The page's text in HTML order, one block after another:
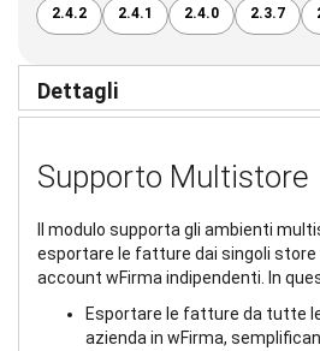
2.4.2 2.4.1 2.4.0 2.3.7
Dettagli
Supporto Multistore
Il modulo supporta gli ambienti
esportare le fatture dai singoli store
account wFirma indipendenti. In
Esportare le fatture da tutte
azienda in wFirma,